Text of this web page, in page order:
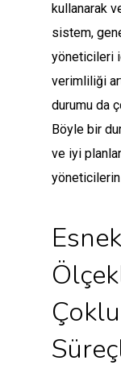
kullanarak
sistem,
yöneticileri
verimliliği
durumu da
Böyle bir
ve iyi
yöneticilerin